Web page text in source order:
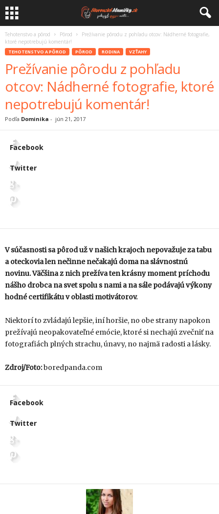
Tehotenstvo a pôrod Pôrod
Prežívanie pôrodu z pohľadu otcov: Nádherné fotografie,
ktoré nepotrebujú komentár!
TEHOTENSTVO A PÔROD PÔROD RODINA VZŤAHY
Prežívanie pôrodu z pohľadu
otcov: Nádherné fotografie, ktoré
nepotrebujú komentár!
Podľa Dominika - jún 21, 2017
Facebook
Twitter
V súčasnosti sa pôrod už v našich krajoch nepovažuje za tabu
a oteckovia len nečinne nečakajú doma na slávnostnú
novinu. Väčšina z nich prežíva ten krásny moment príchodu
nášho drobca na svet spolu s nami a na sále podávajú výkony
hodné certifikátu v oblasti motivátorov.
Niektorí to zvládajú lepšie, iní horšie, no obe strany napokon
prežívajú neopakovateľné emócie, ktoré si nechajú zvečniť na
fotografiách plných strachu, únavy, no najmä radosti a lásky.
Zdroj/Foto:boredpanda.com
Facebook
Twitter